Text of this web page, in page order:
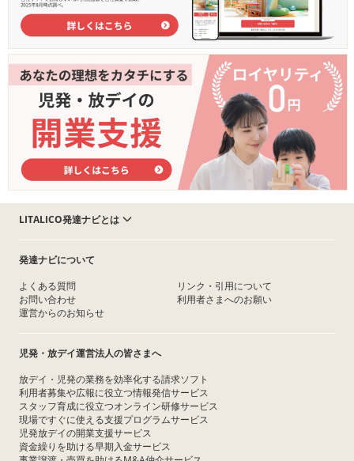
LITALICO発達ナビとは
発達ナビについて
よくある質問
お問い合わせ
運営からのお知らせ
リンク・引用について
利用者さまへのお願い
児発・放デイ運営法人の皆さまへ
放デイ・児発の業務を効率化する請求ソフト
利用者募集や広報に役立つ情報発信サービス
スタッフ育成に役立つオンライン研修サービス
現場ですぐに使える支援プログラムサービス
児発放デイの開業支援サービス
資金繰りを助ける早期入金サービス